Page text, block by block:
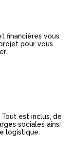
financières vous
pour vous
est inclus, de
sociales ainsi
logistique.